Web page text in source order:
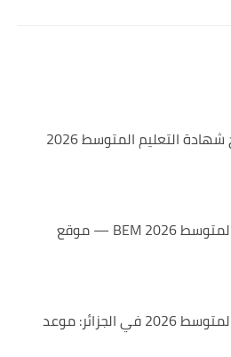
رابط الاطلاع على نتائج شهادة التعليم المتوسط 2026
نتائج شهادة التعليم المتوسط 2026 BEM — موقع
نتائج شهادة التعليم المتوسط 2026 في الجزائر: موعد